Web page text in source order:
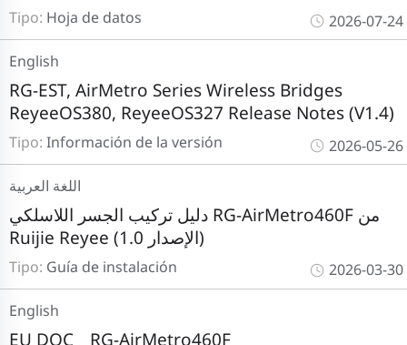
Tipo: Hoja de datos 2026-07-24
Tipo: Información de la versión
RG-EST, AirMetro Series Wireless Bridges
ReyeeOS380, ReyeeOS327 Release Notes (V1.4)
English
2026-05-26
Tipo: Guía de instalación
دليل تركيب الجسر اللاسلكي RG-AirMetro460F من
Ruijie Reyee (الإصدار 1.0)
اللغة العربية
2026-03-30
EU DOC _ RG-AirMetro460F
English